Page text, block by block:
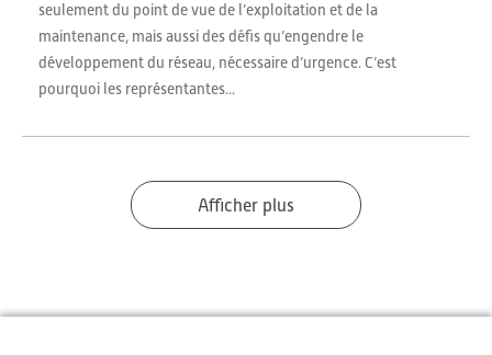
seulement du point de vue de l’exploitation et de la
maintenance, mais aussi des défis qu’engendre le
développement du réseau, nécessaire d’urgence. C’est
pourquoi les représentantes...
Afficher plus